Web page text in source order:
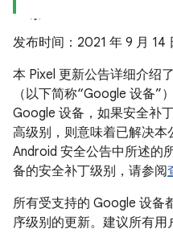
发布时间：2021 年 9 月 14
本 Pixel 更新公告详细介绍
（以下简称“Google 设备”
Google 设备，如果安全补
高级别，则意味着已解决本
Android 安全公告中所述的
备的安全补丁级别，请参阅
所有受支持的 Google 设
序级别的更新。建议所有